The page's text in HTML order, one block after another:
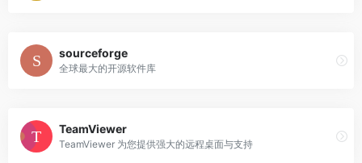
sourceforge
全球最大的开源软件库
TeamViewer
TeamViewer 为您提供强大的远程桌面与支持